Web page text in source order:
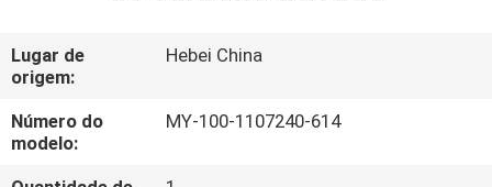
VÍDEOS
SOBRE
Lugar de
origem:
Hebei China
Número do
modelo:
MY-100-1107240-614